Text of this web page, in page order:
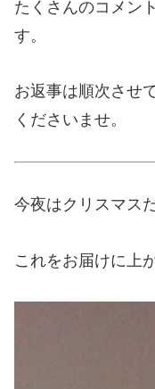
たくさんのコメン
す。
お返事は順次させ
くださいませ。
今夜はクリスマス
これをお届けに上